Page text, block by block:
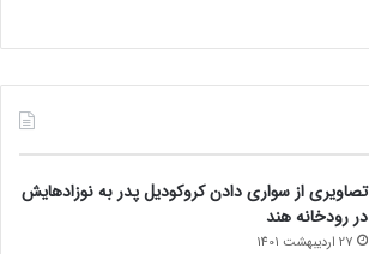
تصاویری از سواری دادن کروکودیل پدر به نوزادهایش
در رودخانه هند
27 اردیبهشت 1401